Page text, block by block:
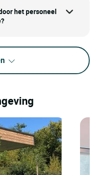
het personeel